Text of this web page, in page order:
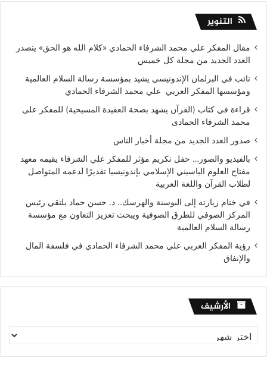
التنوير
مقال المفكر علي محمد الشرفاء الحمادي «كلام الله هو الحق» يتصدر
العدد الجديد من مجلة كل خميس
نائب في البرلمان الإندونيسي يشيد بمؤسسة رسالة السلام العالمية
ومؤسسها المفكر العربي علي محمد الشرفاء الحمادي
قراءة في كتاب (القرآن يشهد بصحة العقيدة المسيحية) للمفكر على
محمد الشرفاء الحمادى
صدور العدد الجديد من مجلة أخبار الناس
بالفيديو والصور… حفل تكريم مؤثر للمفكر علي الشرفاء يقيمه معهد
مفتاح العلوم الياسيني الإسلامي بإندونيسيا تقديرًا لدعمه المتواصل
لطلاب القرآن واللغة العربية
في ختام زيارته إلى البوسنة والهرسك.. د. حسن حماد يلتقي رئيس
المركز الصوفي للطرق الصوفية ويبحث تعزيز التعاون مع مؤسسة
رسالة السلام العالمية
رؤية المفكر العربي علي محمد الشرفاء الحمادي في فلسفة المال
والإنفاق
الأرشيف الأرشيف